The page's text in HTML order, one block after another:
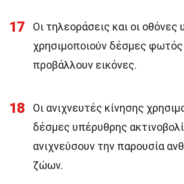
17
Οι τηλεοράσεις και οι
χρησιμοποιούν δέσμες φωτός
προβάλλουν εικόνες.
18
Οι ανιχνευτές κίνησης
δέσμες υπέρυθρης
ανιχνεύσουν την παρουσία
ζώων.